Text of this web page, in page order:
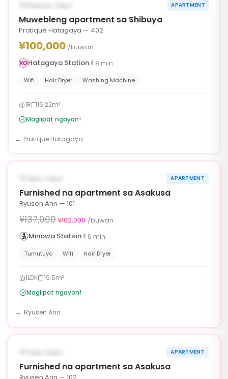
Shibuya, Tokyo APARTMENT
Muwebleng apartment sa Shibuya
Pratique Hatagaya — 402
¥100,000 /buwan
Hatagaya Station
8 min
Wifi Hair Dryer Washing Machine
1R
16.22m²
Maglipat ngayon!
Pratique Hatagaya
‹ ›
APARTMENT
Furnished na apartment sa Asakusa
Ryusen Ann — 101
¥137,000 ¥102,000 /buwan
Minowa Station
6 min
Tumutuyo Wifi Hair Dryer
1LDK
19.5m²
Maglipat ngayon!
Ryusen Ann
‹ ›
APARTMENT
Furnished na apartment sa Asakusa